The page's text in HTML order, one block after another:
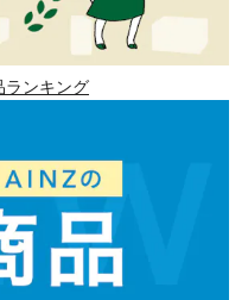
ランキング